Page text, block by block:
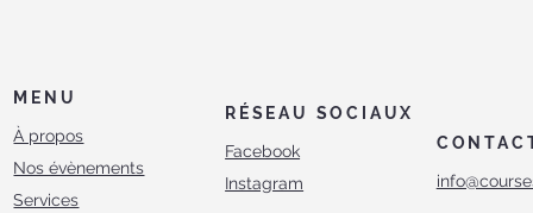
MENU
À propos
Nos évènements
Services
RÉSEAU SOCIAUX
Facebook
Instagram